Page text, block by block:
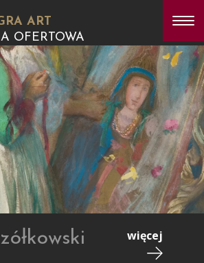
ART
OFERTOWA
więcej